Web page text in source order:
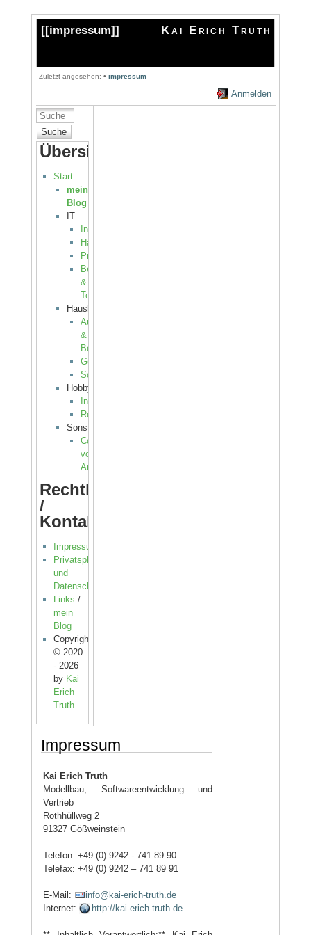
[[impressum]] Kai Erich Truth
Zuletzt angesehen: • impressum
Anmelden
Suche
Übersicht
Start
mein
Blog
IT
Internet
Hardware
Programmierung
Betriebssysteme
&
Tools
Haushalt
Auto
&
Boot
Gesetzliches
Sonstiges
Hobby
Instrumente
Rezepte
Sonstiges
Cocktailmaschine
von
Andy
Rechtliches
/
Kontakt(e)
Impressum
Privatsphäre
und
Datenschutz
Links /
mein
Blog
Copyright
© 2020
- 2026
by Kai
Erich
Truth
Impressum
Kai Erich Truth
Modellbau, Softwareentwicklung und
Vertrieb
Rothhüllweg 2
91327 Gößweinstein
Telefon: +49 (0) 9242 - 741 89 90
Telefax: +49 (0) 9242 – 741 89 91
E-Mail:
info@kai-erich-truth.de
Internet:
http://kai-erich-truth.de